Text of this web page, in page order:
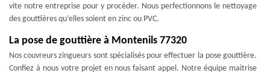
vite notre entreprise pour y procéder. Nous perfectionnons le nettoyage
des gouttières qu’elles soient en zinc ou PVC.
La pose de gouttière à Montenils 77320
Nos couvreurs zingueurs sont spécialisés pour effectuer la pose gouttière.
Confiez à nous votre projet en nous faisant appel. Notre équipe maitrise